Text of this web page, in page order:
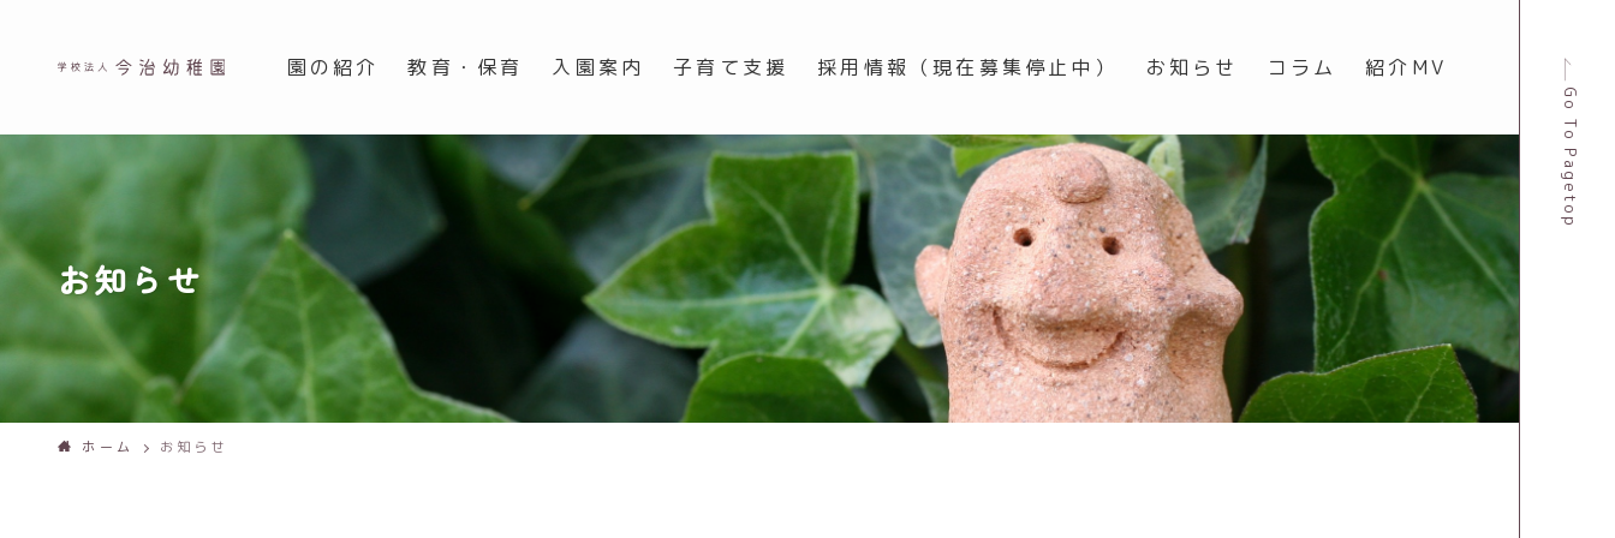
園の紹介 教育・保育 入園案内 子育て支援 採用情報（現在募集停止中） お知らせ コラム 紹介MV
お知らせ
ホーム お知らせ
Go To Pagetop